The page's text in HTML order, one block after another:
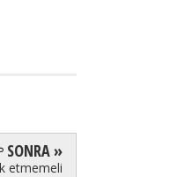
SONRA »
etmemeli